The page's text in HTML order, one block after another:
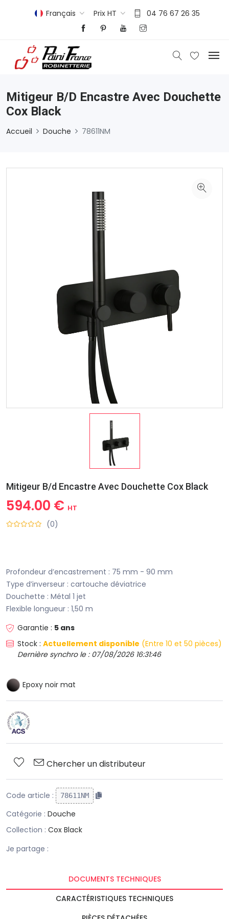
Français Prix HT 04 76 67 26 35
Mitigeur B/d Encastre Avec Douchette
Cox Black
Accueil Douche 78611NM
Mitigeur B/d Encastre Avec Douchette Cox Black
594.00 € HT
(0)
Profondeur d’encastrement : 75 mm - 90 mm
Type d’inverseur : cartouche déviatrice
Douchette : Métal 1 jet
Flexible longueur : 1,50 m
Garantie : 5 ans
Stock : Actuellement disponible (Entre 10 et 50 pièces)
Dernière synchro le : 07/08/2026 16:31:46
Epoxy noir mat
Chercher un distributeur
Code article : 78611NM
Catégorie : Douche
Collection : Cox Black
Je partage :
DOCUMENTS TECHNIQUES
CARACTÉRISTIQUES TECHNIQUES